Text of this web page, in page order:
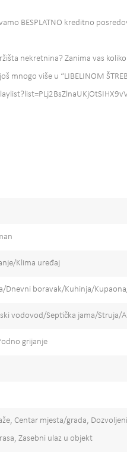
BESPLATNO kreditno
nekretnina? Zanima vas
mnogo više u “LIBELINOM
Klima uređaj
Dnevni boravak/Kuhinja/
vodovod/Septička jama/Struja/
grijanje
Centar mjesta/grada,
Zasebni ulaz u objekt